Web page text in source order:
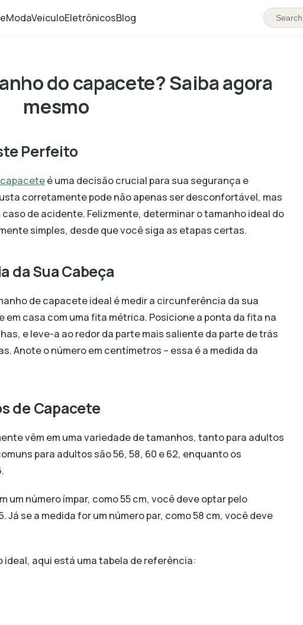
ModaVeiculoEletrônicosBlog
Search
for:
do capacete? Saiba agora
mesmo
Perfeito
é uma decisão crucial para sua segurança e
corretamente pode não apenas ser desconfortável, mas
de acidente. Felizmente, determinar o tamanho ideal do
simples, desde que você siga as etapas certas.
da Sua Cabeça
de capacete ideal é medir a circunferência da sua
casa com uma fita métrica. Posicione a ponta da fita na
e leve-a ao redor da parte mais saliente da parte de trás
Anote o número em centímetros – essa é a medida da
de Capacete
vêm em uma variedade de tamanhos, tanto para adultos
para adultos são 56, 58, 60 e 62, enquanto os
um número ímpar, como 55 cm, você deve optar pelo
Já se a medida for um número par, como 58 cm, você deve
aqui está uma tabela de referência: